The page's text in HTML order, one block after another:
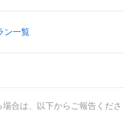
ン一覧
合は、以下からご報告くださ